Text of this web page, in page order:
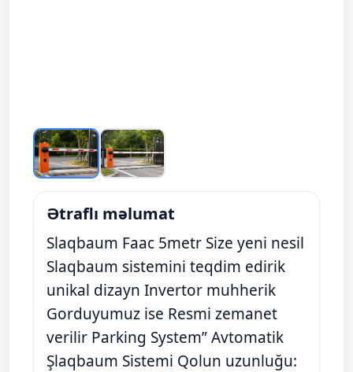
Ətraflı məlumat
Slaqbaum Faac 5metr Size yeni nesil
Slaqbaum sistemini teqdim edirik
unikal dizayn Invertor muhherik
Gorduyumuz ise Resmi zemanet
verilir Parking System” Avtomatik
Şlaqbaum Sistemi Qolun uzunluğu: